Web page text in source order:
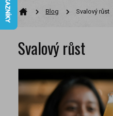
Blog Svalový růst
Svalový růst